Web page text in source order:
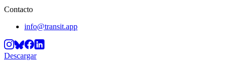
Contacto
info@transit.app
Descargar